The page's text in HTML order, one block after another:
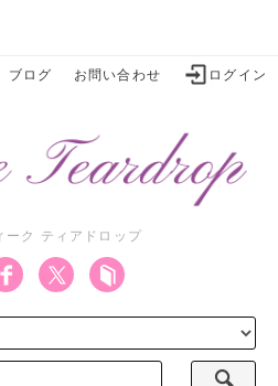
ブログ お問い合わせ ログイン
ーク ティアドロップ